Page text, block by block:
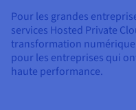
Pour les grandes
services Hosted Private
transformation numérique
pour les entreprises qui
haute performance.